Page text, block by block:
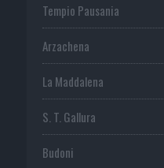
Tempio Pausania
Arzachena
La Maddalena
S. T. Gallura
Budoni